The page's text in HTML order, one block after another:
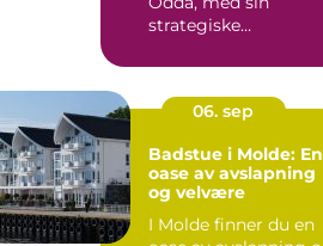
strategiske
fjorder og fjel...
06. sep
Badstue i Molde: En
oase av avslapning
og velvære
I Molde finner du en